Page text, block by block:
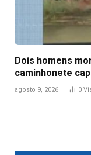
Dois homens
caminhonete
agosto 9, 2026 0